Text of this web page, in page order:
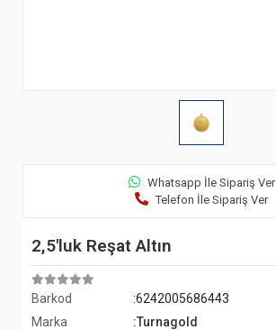
Whatsapp İle Sipariş Ver
Telefon İle Sipariş Ver
2,5'luk Reşat Altın
Barkod
:6242005686443
Marka
:Turnagold